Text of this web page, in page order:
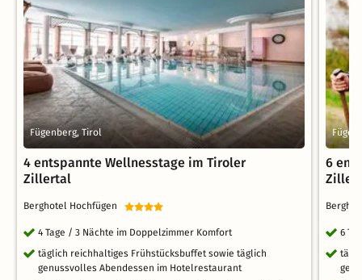
Fügenberg, Tirol
4 entspannte Wellnesstage im Tiroler
Zillertal
Berghotel Hochfügen
4 Tage / 3 Nächte im Doppelzimmer Komfort
täglich reichhaltiges Frühstücksbuffet sowie täglich
genussvolles Abendessen im Hotelrestaurant
6
6